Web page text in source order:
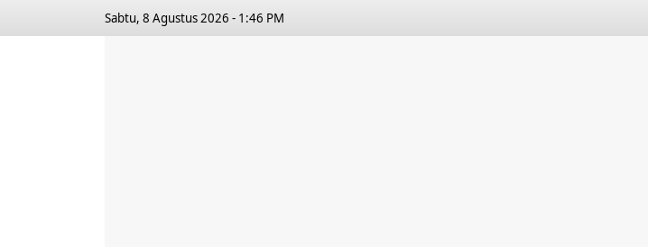
Sabtu, 8 Agustus 2026 - 1:46 PM